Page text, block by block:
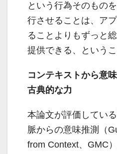
という行為そのもの
行させることは、ア
ることよりもずっと
提供できる、というこ
コンテキストから意
古典的な力
本論文が評価してい
脈からの意味推測（
from Context、GMC